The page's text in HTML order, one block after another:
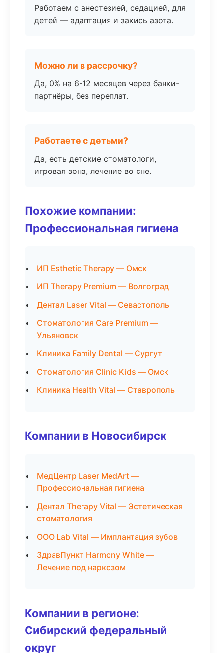
Работаем с анестезией, седацией, для
детей — адаптация и закись азота.
Можно ли в рассрочку?
Да, 0% на 6-12 месяцев через банки-
партнёры, без переплат.
Работаете с детьми?
Да, есть детские стоматологи,
игровая зона, лечение во сне.
Похожие компании:
Профессиональная гигиена
ИП Esthetic Therapy — Омск
ИП Therapy Premium — Волгоград
Дентал Laser Vital — Севастополь
Стоматология Care Premium —
Ульяновск
Клиника Family Dental — Сургут
Стоматология Clinic Kids — Омск
Клиника Health Vital — Ставрополь
Компании в Новосибирск
МедЦентр Laser MedArt —
Профессиональная гигиена
Дентал Therapy Vital — Эстетическая
стоматология
ООО Lab Vital — Имплантация зубов
ЗдравПункт Harmony White —
Лечение под наркозом
Компании в регионе:
Сибирский федеральный
округ